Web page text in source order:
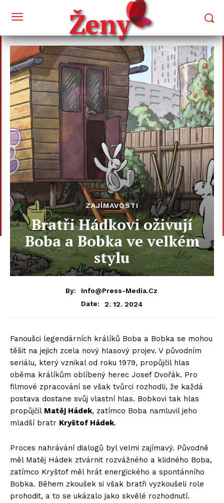
ZAJÍMAVOSTI
Bratři Hádkovi oživují
Boba a Bobka ve velkém
stylu
By:
Info@press-Media.cz
Date:
2. 12. 2024
Fanoušci legendárních králíků Boba a Bobka se mohou
těšit na jejich zcela nový hlasový projev. V původním
seriálu, který vznikal od roku 1979, propůjčil hlas
oběma králíkům oblíbený herec Josef Dvořák. Pro
filmové zpracování se však tvůrci rozhodli, že každá
postava dostane svůj vlastní hlas. Bobkovi tak hlas
propůjčil Matěj Hádek, zatímco Boba namluvil jeho
mladší bratr Kryštof Hádek.
Proces nahrávání dialogů byl velmi zajímavý. Původně
měl Matěj Hádek ztvárnit rozvážného a klidného Boba,
zatímco Kryštof měl hrát energického a spontánního
Bobka. Během zkoušek si však bratři vyzkoušeli role
prohodit, a to se ukázalo jako skvělé rozhodnutí.